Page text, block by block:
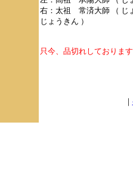
右：太祖 常済大師 （ じ
じょうきん ）
只今、品切れしておりま
｜